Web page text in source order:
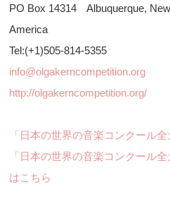
PO Box 14314 Albuquerque,
America
Tel:(+1)505-814-5355
info@olgakerncompetition.org
http://olgakerncompetition.org/
「日本の世界の音楽コンクール
「日本の世界の音楽コンクール
はこちら